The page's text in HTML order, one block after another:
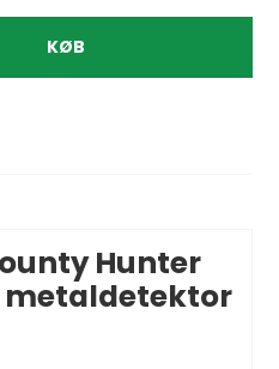
KØB
Hunter
metaldetektor